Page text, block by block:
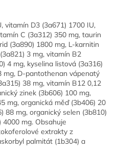
vitamín D3 (3a671) 1700 IU,
C (3a312) 350 mg, taurin
(3a890) 1800 mg, L-karnitin
3 mg, vitamín B2
4 mg, kyselina listová (3a316)
mg, D-pantothenan vápenatý
38 mg, vitamín B12 0,12
zinek (3b606) 100 mg,
mg, organická měď (3b406) 20
88 mg, organický selen (3b810)
mg. Obsahuje
extrakty z
palmitát (1b304) a